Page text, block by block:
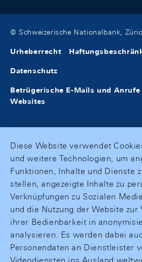
© Schweizerische Nationalbank,
Urheberrecht
Datenschutz
Betrügerische E-Mails und
Websites
Diese Website verwendet
und weitere Technologien, um
Funktionen, Inhalte und Dienste
stellen, angezeigte Inhalte zu
Verknüpfungen zu Sozialen
und die Nutzung der Website zur
ihrer Bedienbarkeit in
analysieren. Es werden dabei
Personendaten an Dienstleister